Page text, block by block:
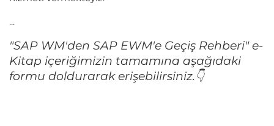
...
"SAP WM'den SAP EWM'e Geçiş Rehberi" e-
Kitap içeriğimizin tamamına aşağıdaki
formu doldurarak erişebilirsiniz.👇